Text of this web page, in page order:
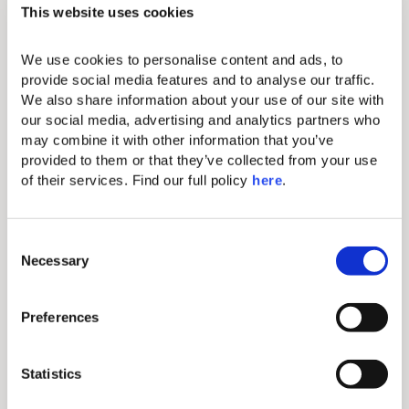
This website uses cookies
We use cookies to personalise content and ads, to
provide social media features and to analyse our traffic.
We also share information about your use of our site with
our social media, advertising and analytics partners who
may combine it with other information that you’ve
provided to them or that they’ve collected from your use
of their services. Find our full policy here.
Necessary
Preferences
Statistics
Besonderes zu bieten.
BIETET:
Standard-Annehmlichkeiten
Schminkspiegel
Bügeleisen & Bügelbrett
Kostenloses W-LAN